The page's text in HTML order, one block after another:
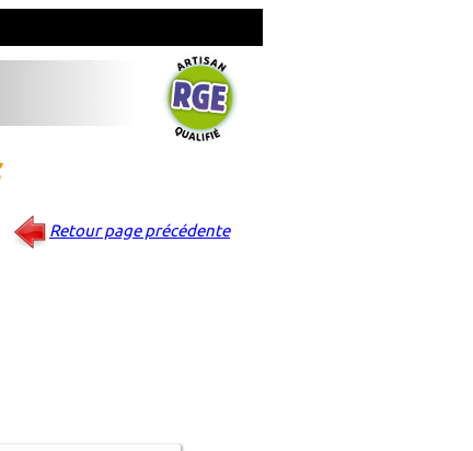
Retour page précédente